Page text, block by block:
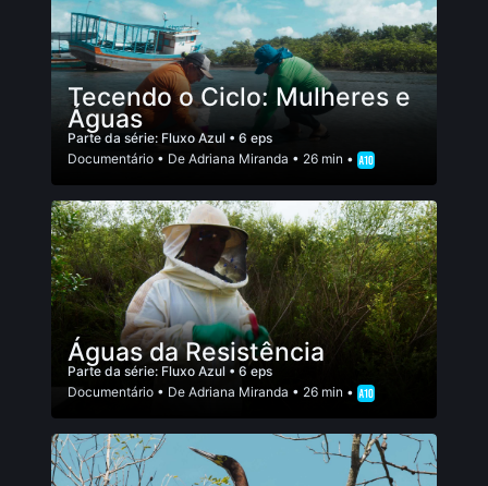
Tecendo o Ciclo: Mulheres e
Águas
Parte da série: Fluxo Azul • 6 eps
Documentário • De Adriana Miranda • 26 min •
Águas da Resistência
Parte da série: Fluxo Azul • 6 eps
Documentário • De Adriana Miranda • 26 min •